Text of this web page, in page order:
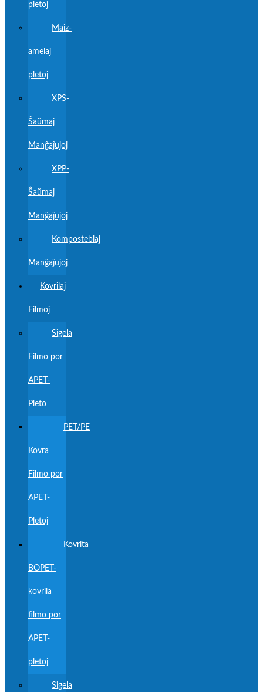
pletoj
Maiz-
amelaj
pletoj
XPS-
Ŝaŭmaj
Manĝaĵujoj
XPP-
Ŝaŭmaj
Manĝaĵujoj
Komposteblaj
Manĝaĵujoj
Kovrilaj
Filmoj
Sigela
Filmo por
APET-
Pleto
PET/PE
Kovra
Filmo por
APET-
Pletoj
Kovrita
BOPET-
kovrila
filmo por
APET-
pletoj
Sigela